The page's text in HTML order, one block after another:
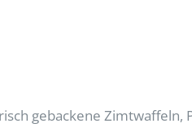
gebackene Zimtwaffeln,